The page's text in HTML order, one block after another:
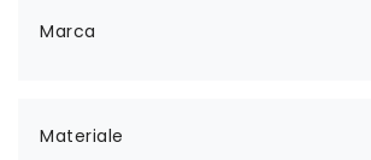
Marca
Materiale